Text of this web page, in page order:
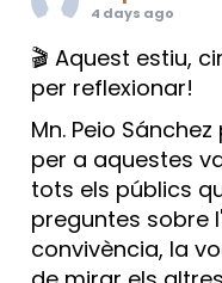
4 days ago
🎬 Aquest estiu,
per reflexionar!
Mn. Peio
per a aquestes
tots els públics
preguntes sobre
convivència, la